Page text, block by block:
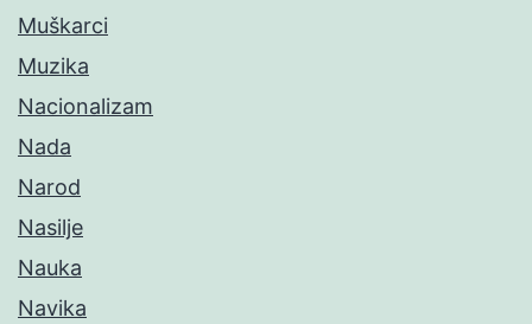
Muškarci
Muzika
Nacionalizam
Nada
Narod
Nasilje
Nauka
Navika